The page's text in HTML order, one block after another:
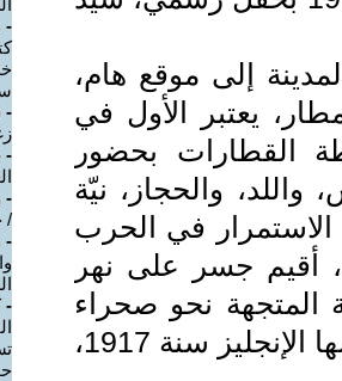
إلى موقع هام،
يعتبر الأول في
سنة 1905 محطة القطارات بحضور
والحجاز، نيّة
الاستمرار في الحرب
أقيم جسر على نهر
المتجهة نحو صحراء
سيناء، لكن لم يكتمل المشروع، واحتلها الإنجليز سنة 1917،
-
-
-
-
/
-
-